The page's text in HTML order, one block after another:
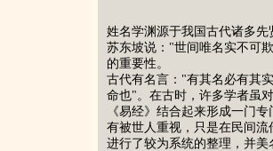
姓名学渊源于我国古代诸多先
苏东坡说："世间唯名实不可
的重要性。
古代有名言："有其名必有其
命也"。在古时，许多学者虽
《易经》结合起来形成一门
有被世人重视，只是在民间
进行了较为系统的整理，并